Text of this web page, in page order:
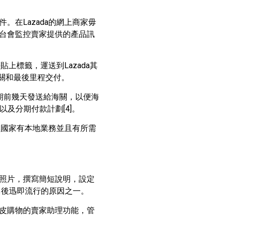
。在Lazada的網上商家毋
會監控賣家提供的產品訊
上標籤，運送到Lazada其
最後里程交付。
幾天發送給海關，以便海
以及分期付款計劃[4]。
家有本地業務並且有所需
片，撰寫簡短說明，設定
迅即流行的原因之一。
購物的賣家助理功能，管